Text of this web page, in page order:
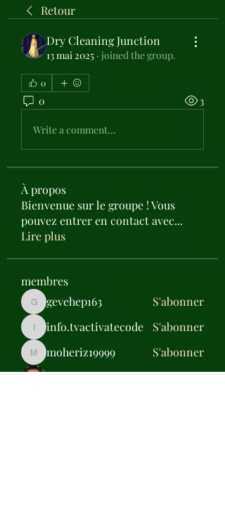
Retour
Dry Cleaning Junction
13 mai 2025 · joined the group.
0
0 3
Write a comment...
À propos
Bienvenue sur le groupe ! Vous
pouvez entrer en contact avec...
Lire plus
membres
gevehep163
gevehep163 S'abonner
info.tvactivatecode
info.tvactivatecode S'abonner
moheriz19999
moheriz19999
S'abonner